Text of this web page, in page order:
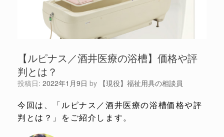
【ルピナス／酒井医療の浴槽】価格や評
判とは？
投稿日: 2022年1月9日 by 【現役】福祉用具の相談員
今回は、「ルピナス／酒井医療の浴槽価格や評
判とは？」をご紹介します。